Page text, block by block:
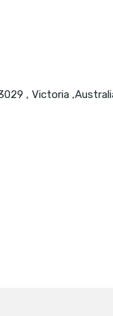
, Victoria